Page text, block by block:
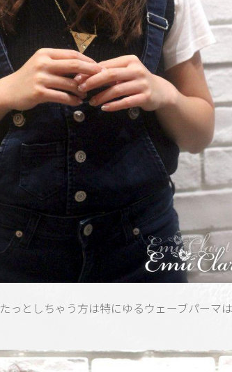
っとしちゃう方は特にゆるウェーブパーマ